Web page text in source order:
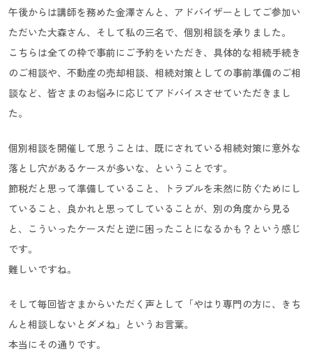
午後からは講師を務めた金澤さんと、アドバイザーとしてご参加い
ただいた大森さん、そして私の三名で、個別相談を承りました。
こちらは全ての枠で事前にご予約をいただき、具体的な相続手続き
のご相談や、不動産の売却相談、相続対策としての事前準備のご相
談など、皆さまのお悩みに応じてアドバイスさせていただきまし
た。
個別相談を開催して思うことは、既にされている相続対策に意外な
落とし穴があるケースが多いな、ということです。
節税だと思って準備していること、トラブルを未然に防ぐためにし
ていること、良かれと思ってしていることが、別の角度から見る
と、こういったケースだと逆に困ったことになるかも？という感じ
です。
難しいですね。
そして毎回皆さまからいただく声として「やはり専門の方に、きち
んと相談しないとダメね」というお言葉。
本当にその通りです。